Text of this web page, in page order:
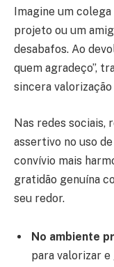
Imagine um
projeto ou um
desabafos. Ao
quem agradeço”,
sincera
Nas redes sociais,
assertivo no uso
convívio mais
gratidão genuína
seu redor.
No ambiente
para valorizar